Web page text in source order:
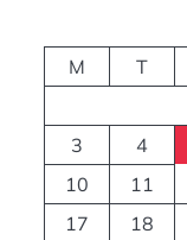
M
T
3
4
10
11
17
18